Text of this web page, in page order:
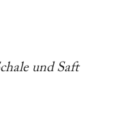
und Saft